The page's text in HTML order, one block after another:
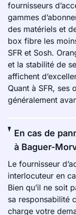
fournisseurs
gammes
des matériels et
box fibre les
SFR et Sosh.
et la stabilité de
affichent
Quant à SFR,
généralement
En cas de
à Baguer-
Le fournisseur
interlocuteur en
Bien qu’il ne soit
sa responsabilité
charge votre